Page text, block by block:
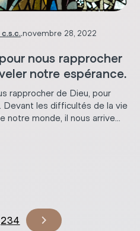
.novembre 28, 2022
nous rapprocher
notre espérance.
rapprocher de Dieu, pour
Devant les difficultés de la vie
monde, il nous arrive...
234